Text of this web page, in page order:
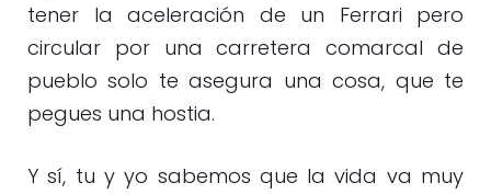
tener la aceleración de un Ferrari pero
circular por una carretera comarcal de
pueblo solo te asegura una cosa, que te
pegues una hostia.
Y sí, tu y yo sabemos que la vida va muy